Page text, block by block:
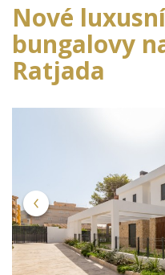
Nové
bungalovy
Ratjada